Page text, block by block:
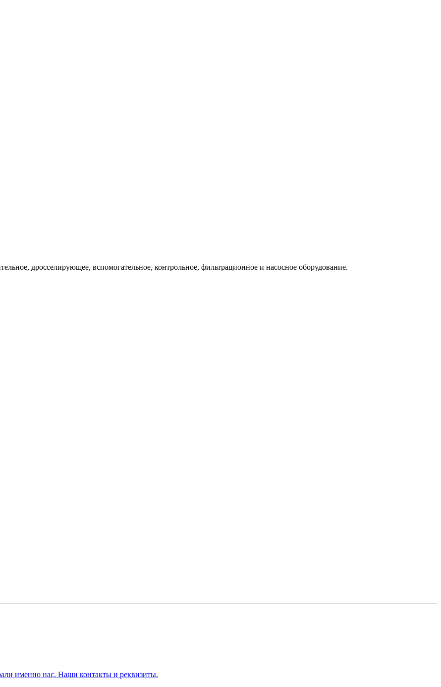
дросселирующее, вспомогательное, контрольное, фильтрационное и насосное оборудование.
именно нас. Наши контакты и реквизиты.